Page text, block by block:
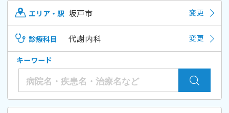
エリア・駅 坂戸市 変更
診療科目 代謝内科 変更
キーワード